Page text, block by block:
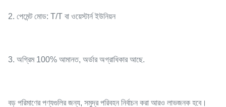
2. পেমেন্ট মোড: T/T বা ওয়েস্টার্ন ইউনিয়ন
3. অগ্রিম 100% আমানত, অর্ডার অগ্রাধিকার আছে.
বড় পরিমাণের পণ্যগুলির জন্য, সমুদ্র পরিবহন নির্বাচন করা আরও লাভজনক হবে।